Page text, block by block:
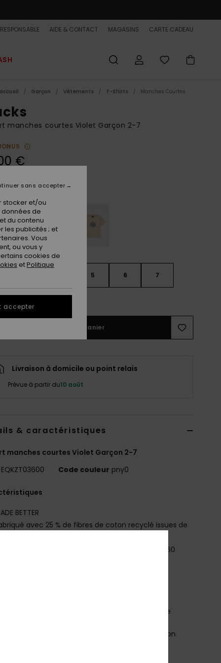
AIDE & CONTACT MAGASINS CARTE CADEAU
Garçon Vêtements T-Shirts Manches Courtes
manches courtes Violet Garçon 2-7
€
Grape Jam
5 6 7
Ajouter au panier
Livraison à domicile ou point relais
Prévue à partir du10 août
& caractéristiques
manches courtes Violet Garçon 2-7
EQKZT03600 Code couleur pny0
BETTER
avec 25 % de fibres de coton recyclé issues de
jersey 70 % coton, 30 % coton recyclé [160
étiquette tissée sur la couture latérale
[Matière principale] 70% coton, 30% coton
stocker et/ou
de
du contenu
les publicités ; et
Vous
ou vous y
cookies de
etPolitique
sans accepter
accepter